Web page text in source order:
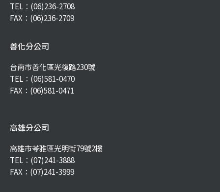
TEL： (06)236-2708
FAX：(06)236-2709
善化分公司
台南市善化區光復路230號
TEL： (06)581-0470
FAX：(06)581-0471
高雄分公司
高雄市苓雅區光明街79號2樓
TEL： (07)241-3888
FAX：(07)241-3999